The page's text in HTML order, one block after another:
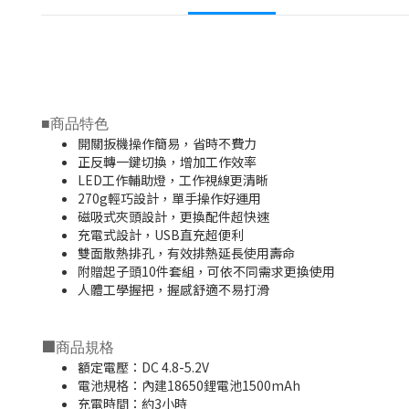
■商品特色
開關扳機操作簡易，省時不費力
正反轉一鍵切換，增加工作效率
LED工作輔助燈，工作視線更清晰
270g輕巧設計，單手操作好運用
磁吸式夾頭設計，更換配件超快速
充電式設計，USB直充超便利
雙面散熱排孔，有效排熱延長使用壽命
附贈起子頭10件套組，可依不同需求更換使用
人體工學握把，握感舒適不易打滑
■商品規格
額定電壓：DC 4.8-5.2V
電池規格：內建18650鋰電池1500mAh
充電時間：約3小時